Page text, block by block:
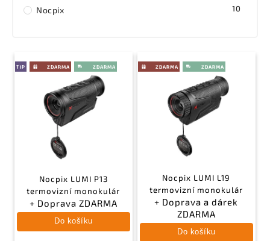
Nocpix 10
TIP
Nocpix LUMI P13
termovizní monokulár
+ Doprava ZDARMA
Do košíku
Nocpix LUMI L19
termovizní monokulár
+ Doprava a dárek
ZDARMA
Do košíku